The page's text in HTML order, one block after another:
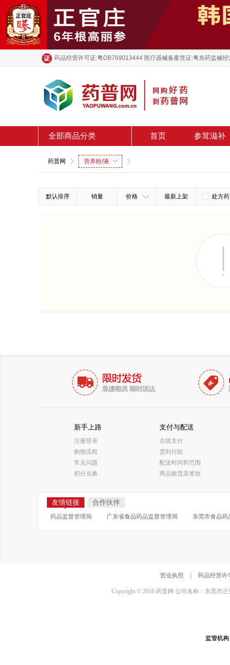
药品经营许可证:粤DB769013444 医疗器械备案凭证:粤东药监械
全部商品分类 首页 参茸滋补
药普网 营养粉/液
默认排序 销量 价格 最新上架 处方药
新手上路
注册登录
购物流程
常见问题
积分兑换
支付与配送
在线支付
货到付款
配送时间和范围
商品验货及签收
友情链接 合作伙伴
药品监督管理局 广东省食品药品监督管理局 东莞市食品药
营业执照 药品经营许
Copyright © 2016 药普网 公司名称：东莞市
监管机构